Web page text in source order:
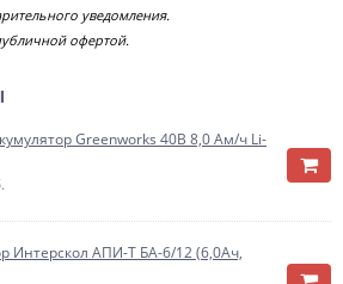
уведомления.
офертой.
Greenworks 40B 8,0 Ам/ч Li-
Интерскол АПИ-Т БА-6/12 (6,0Ач,